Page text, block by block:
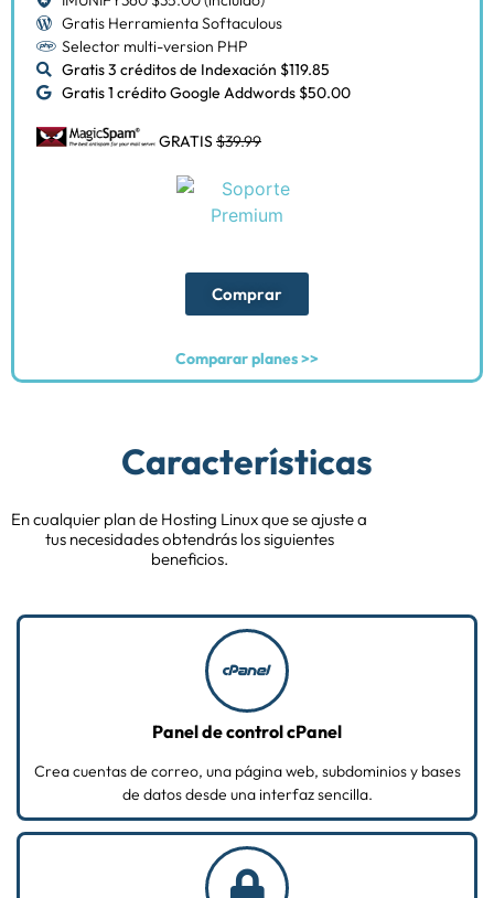
Gratis Herramienta Softaculous
Selector multi-version PHP
Gratis 3 créditos de Indexación $119.85
Gratis 1 crédito Google Addwords $50.00
GRATIS$39.99
Comprar
Comparar planes >>
Características
En cualquier plan de Hosting Linux que se ajuste a
tus necesidades obtendrás los siguientes
beneficios.
Panel de control cPanel
Crea cuentas de correo, una página web, subdominios y bases
de datos desde una interfaz sencilla.